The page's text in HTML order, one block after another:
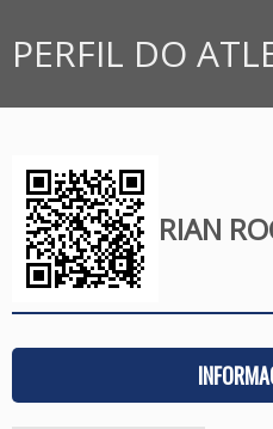
PERFIL DO
RIAN